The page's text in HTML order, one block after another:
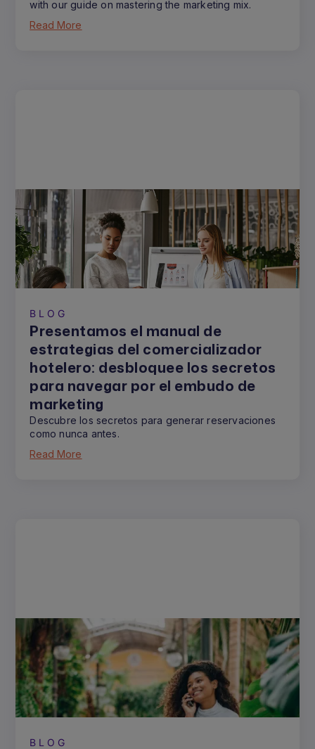
with our guide on mastering the marketing mix.
Read More
BLOG
Presentamos el manual de
estrategias del comercializador
hotelero: desbloquee los secretos
para navegar por el embudo de
marketing
Descubre los secretos para generar reservaciones
como nunca antes.
Read More
BLOG